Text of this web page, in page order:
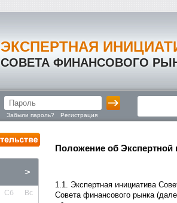
ЭКСПЕРТНАЯ
СОВЕТА ФИНАНСОВОГО
Забыли пароль? Регистрация
>
Сб Вс
Положение об Экспертной
1.1. Экспертная инициатива
Совета финансового рынка